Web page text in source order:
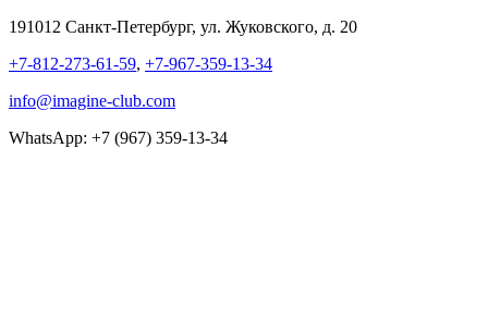
191012 Санкт-Петербург, ул. Жуковского, д. 20
+7-812-273-61-59, +7-967-359-13-34
info@imagine-club.com
WhatsApp: +7 (967) 359-13-34